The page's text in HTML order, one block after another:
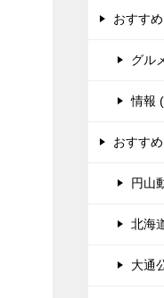
おすす
グル
情報
おすす
円山
北海
大通